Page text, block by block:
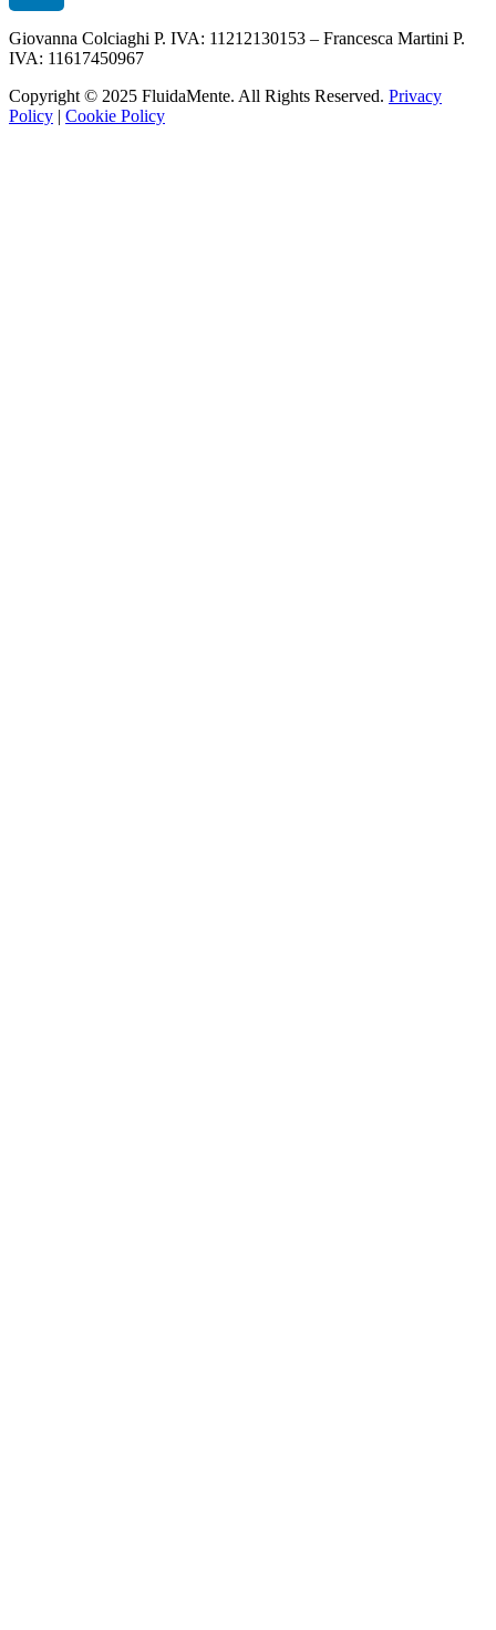
Giovanna Colciaghi P. IVA: 11212130153 – Francesca Martini P.
IVA: 11617450967
Copyright © 2025 FluidaMente. All Rights Reserved. Privacy
Policy | Cookie Policy